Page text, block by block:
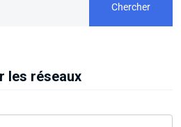
Chercher
les réseaux